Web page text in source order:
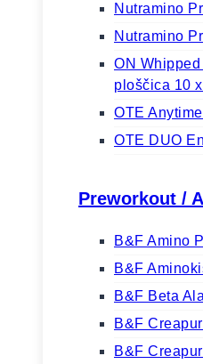
Nutramino
Nutramino
ON
ploščica 10
OTE
OTE DUO
Preworkout /
B&F Amino
B&F
B&F Beta
B&F
B&F